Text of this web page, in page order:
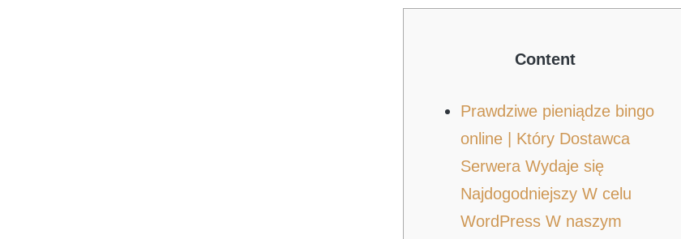
Content
Prawdziwe pieniądze bingo
online | Który Dostawca
Serwera Wydaje się
Najdogodniejszy W celu
WordPress W naszym